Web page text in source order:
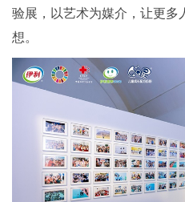
验展，以艺术为媒介，让更多
想。